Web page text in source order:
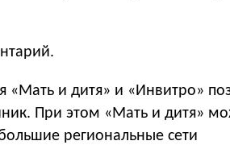
«Мать и дитя» и «Инвитро»
При этом «Мать и дитя»
региональные сети